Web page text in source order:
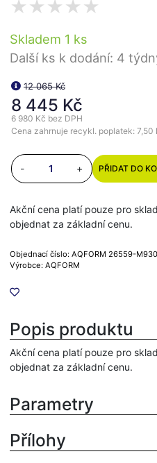
Skladem 1 ks
Další ks k dodání: 4
12 065 Kč
8 445 Kč
6 980 Kč bez DPH
Cena zahrnuje recykl. poplatek: 7,50
- + PŘIDAT DO
Akční cena platí pouze pro
objednat za základní cenu.
Objednací číslo: AQFORM 26559-
Výrobce: AQFORM
Popis produktu
Akční cena platí pouze pro
objednat za základní cenu.
Parametry
Přílohy